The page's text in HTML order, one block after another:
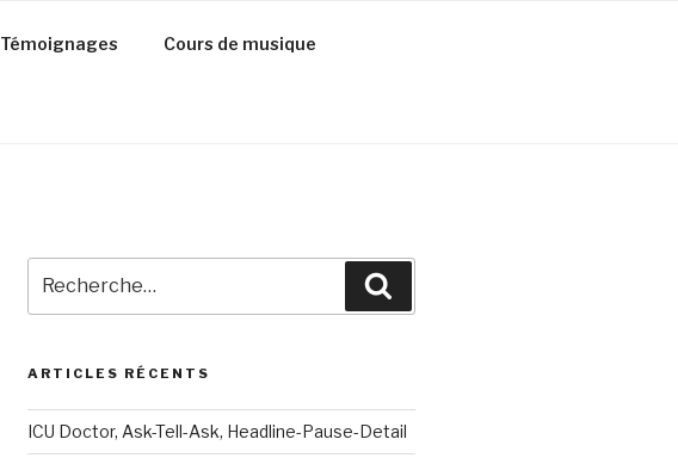
Témoignages Cours de musique
pour
:
ARTICLES RÉCENTS
ICU Doctor, Ask-Tell-Ask, Headline-Pause-Detail